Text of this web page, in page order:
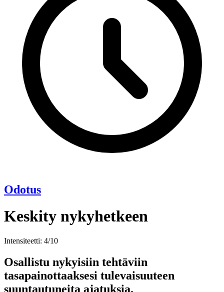
Odotus
Keskity nykyhetkeen
Intensiteetti: 4/10
Osallistu nykyisiin tehtäviin
tasapainottaaksesi tulevaisuuteen
suuntautuneita ajatuksia.